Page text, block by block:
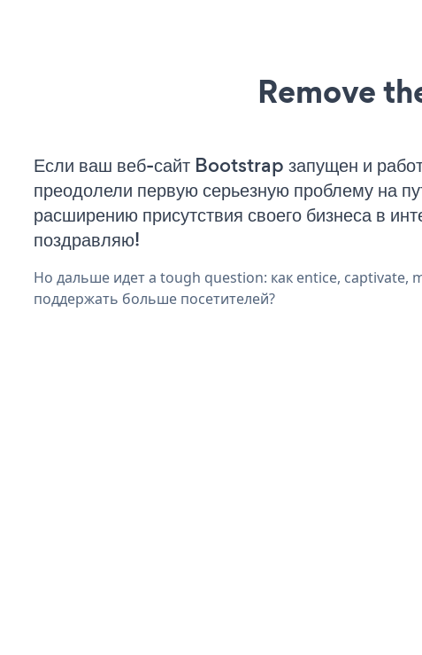
Remove
Если ваш веб-сайт Bootstrap запущен и
преодолели первую серьезную проблему на
расширению присутствия своего бизнеса в
поздравляю!
Но дальше идет a tough question: как entice, captivate,
поддержать больше посетителей?